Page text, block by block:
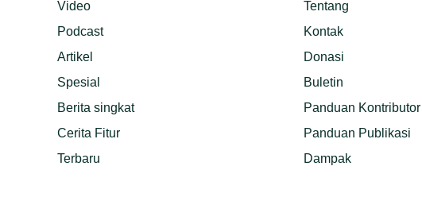
Video
Podcast
Artikel
Spesial
Berita singkat
Cerita Fitur
Terbaru
Tentang
Kontak
Donasi
Buletin
Panduan Kontributor
Panduan Publikasi
Dampak